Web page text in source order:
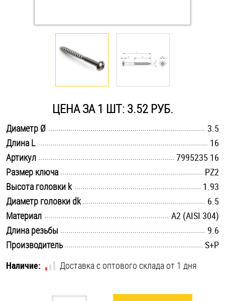
Саморезы и шурупы
Такелаж
Хомуты
Шайбы
Шпильки
Шплинты
Штифты и пальцы
ЦЕНА ЗА 1 ШТ: 3.52 РУБ.
Диаметр Ø
3.5
Длина L
16
Артикул
7995235 16
Размер ключа
PZ2
Высота головки k
1.93
Диаметр головки dk
6.5
Материал
А2 (AISI 304)
Длина резьбы
9.6
Производитель
S+P
Наличие:
Доставка с оптового склада от 1 дня